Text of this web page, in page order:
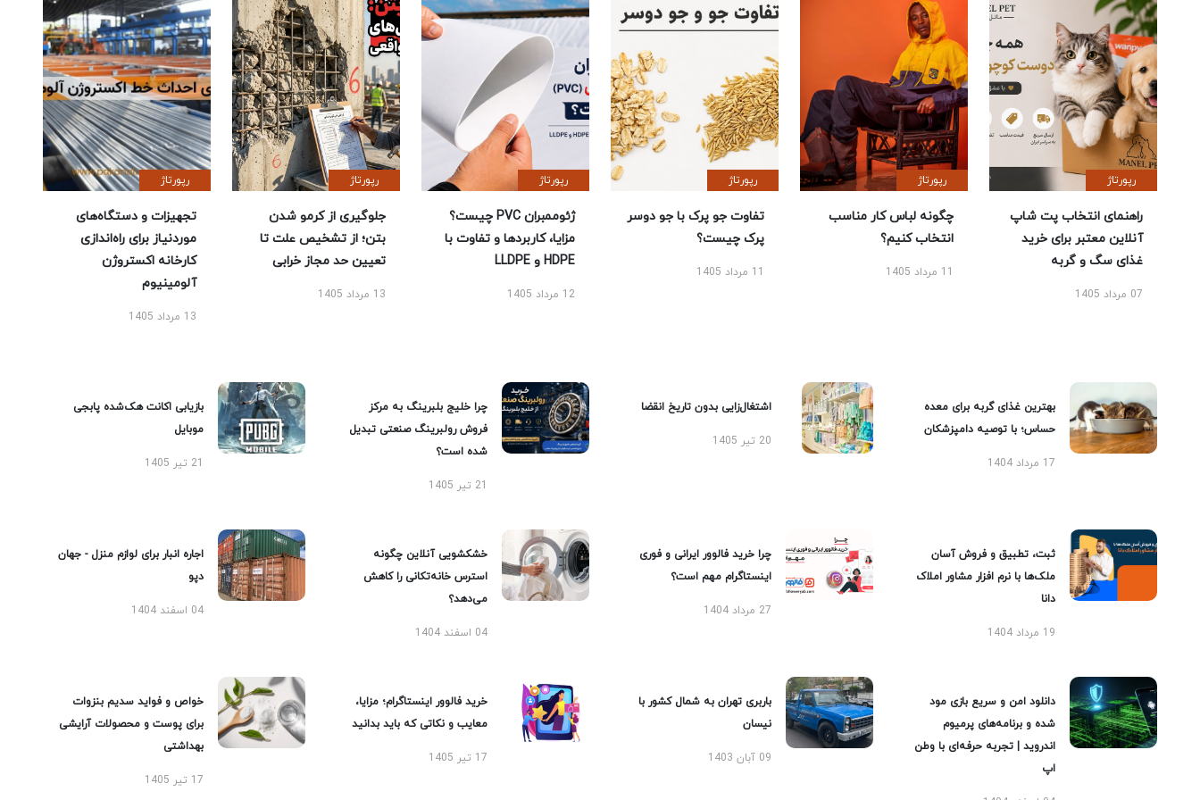
رپورتاژ
راهنمای انتخاب پت شاپ
آنلاین معتبر برای خرید
غذای سگ و گربه
07 مرداد 1405
رپورتاژ
چگونه لباس کار مناسب
انتخاب کنیم؟
11 مرداد 1405
رپورتاژ
تفاوت جو پرک با جو دوسر
پرک چیست؟
11 مرداد 1405
رپورتاژ
ژئوممبران PVC چیست؟
مزایا، کاربردها و تفاوت با
HDPE و LLDPE
12 مرداد 1405
رپورتاژ
جلوگیری از کرمو شدن
بتن؛ از تشخیص علت تا
تعیین حد مجاز خرابی
13 مرداد 1405
رپورتاژ
تجهیزات و دستگاه‌های
موردنیاز برای راه‌اندازی
کارخانه اکستروژن
آلومینیوم
13 مرداد 1405
بهترین غذای گربه برای معده
حساس؛ با توصیه دامپزشکان
17 مرداد 1404
اشتغال‌زایی بدون تاریخ انقضا
20 تیر 1405
چرا خلیج بلبرینگ به مرکز
فروش رولبرینگ صنعتی تبدیل
شده است؟
21 تیر 1405
بازیابی اکانت هک‌شده پابجی
موبایل
21 تیر 1405
ثبت، تطبیق و فروش آسان
ملک‌ها با نرم افزار مشاور املاک
دانا
19 مرداد 1404
چرا خرید فالوور ایرانی و فوری
اینستاگرام مهم است؟
27 مرداد 1404
خشکشویی آنلاین چگونه
استرس خانه‌تکانی را کاهش
می‌دهد؟
04 اسفند 1404
اجاره انبار برای لوازم منزل - جهان
دپو
04 اسفند 1404
دانلود امن و سریع بازی مود
شده و برنامه‌های پرمیوم
اندروید | تجربه حرفه‌ای با وطن
اپ
باربری تهران به شمال کشور با
نیسان
09 آبان 1403
خرید فالوور اینستاگرام؛ مزایا،
معایب و نکاتی که باید بدانید
17 تیر 1405
خواص و فواید سدیم بنزوات
برای پوست و محصولات آرایشی
بهداشتی
17 تیر 1405